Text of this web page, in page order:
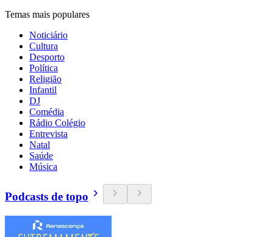
Temas mais populares
Noticiário
Cultura
Desporto
Política
Religião
Infantil
DJ
Comédia
Rádio Colégio
Entrevista
Natal
Saúde
Música
Podcasts de topo